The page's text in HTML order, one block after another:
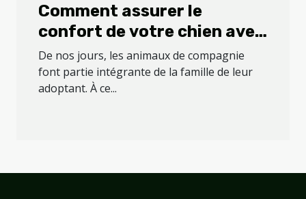
Comment assurer le
confort de votre chien avec
un coussin ?
De nos jours, les animaux de compagnie
font partie intégrante de la famille de leur
adoptant. À ce...